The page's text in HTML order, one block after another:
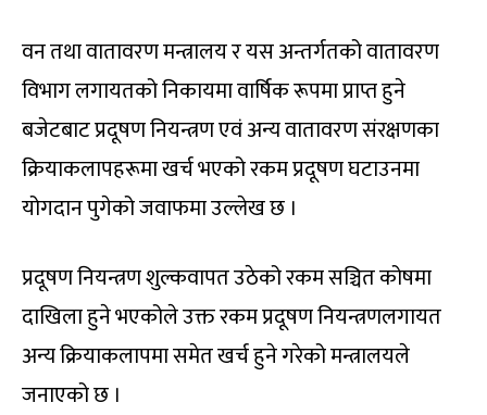
वन तथा वातावरण मन्त्रालय र यस अन्तर्गतको वातावरण
विभाग लगायतको निकायमा वार्षिक रूपमा प्राप्त हुने
बजेटबाट प्रदूषण नियन्त्रण एवं अन्य वातावरण संरक्षणका
क्रियाकलापहरूमा खर्च भएको रकम प्रदूषण घटाउनमा
योगदान पुगेको जवाफमा उल्लेख छ ।
प्रदूषण नियन्त्रण शुल्कवापत उठेको रकम सञ्चित कोषमा
दाखिला हुने भएकोले उक्त रकम प्रदूषण नियन्त्रणलगायत
अन्य क्रियाकलापमा समेत खर्च हुने गरेको मन्त्रालयले
जनाएको छ ।